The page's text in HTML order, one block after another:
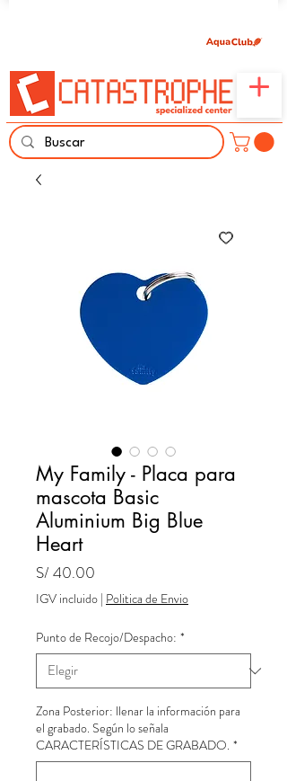
My Family - Placa para
mascota Basic
Aluminium Big Blue
Heart
S/ 40.00
IGV incluido | Politica de Envio
Punto de Recojo/Despacho: *
Zona Posterior: llenar la información para
el grabado. Según lo señala
CARACTERÍSTICAS DE GRABADO. *